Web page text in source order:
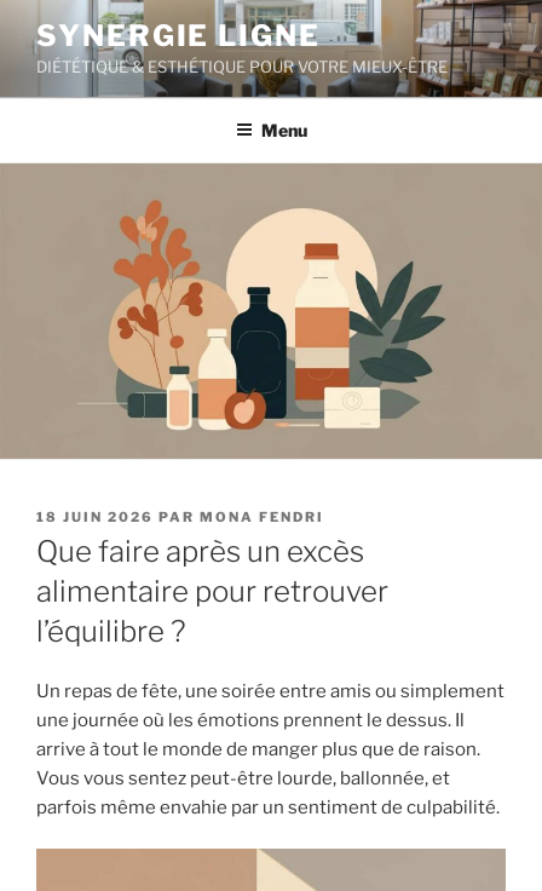
contenu
principal
SYNERGIE LIGNE
DIÉTÉTIQUE & ESTHÉTIQUE POUR VOTRE MIEUX-ÊTRE
Menu
PUBLIÉ
LE
18 JUIN 2026 PAR MONA FENDRI
Que faire après un excès
alimentaire pour retrouver
l’équilibre ?
Un repas de fête, une soirée entre amis ou simplement
une journée où les émotions prennent le dessus. Il
arrive à tout le monde de manger plus que de raison.
Vous vous sentez peut-être lourde, ballonnée, et
parfois même envahie par un sentiment de culpabilité.